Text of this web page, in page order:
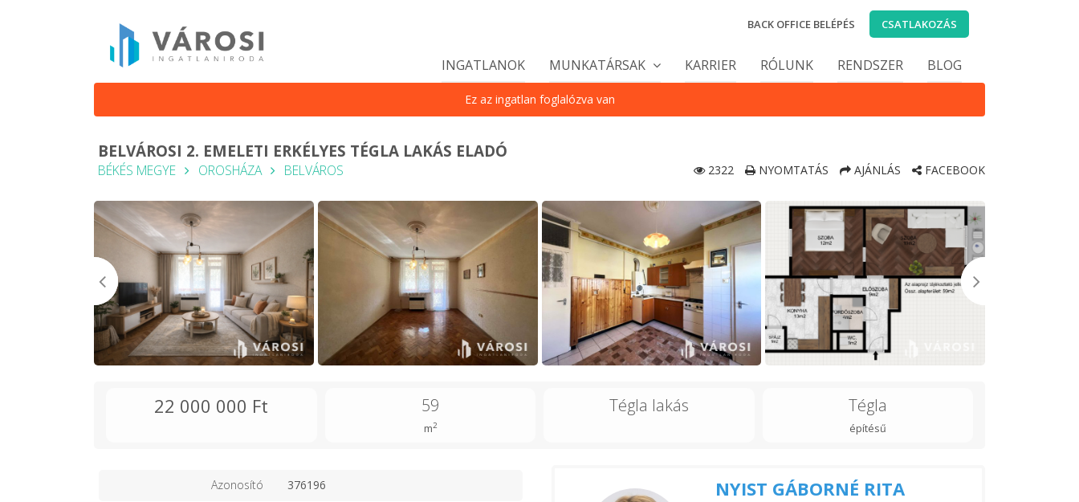
BACK OFFICE BELÉPÉS CSATLAKOZÁS
INGATLANOK MUNKATÁRSAK KARRIER RÓLUNK RENDSZER BLOG
Ez az ingatlan foglalózva van
BELVÁROSI 2. EMELETI ERKÉLYES TÉGLA LAKÁS ELADÓ
BÉKÉS MEGYE OROSHÁZA BELVÁROS 2322 NYOMTATÁS AJÁNLÁS FACEBOOK
22 000 000 Ft 59
m2
Tégla lakás Tégla
építésű
Azonosító 376196 NYIST GÁBORNÉ RITA